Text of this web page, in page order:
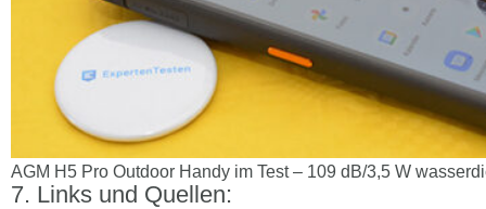
AGM H5 Pro Outdoor Handy im Test – 109 dB/3,5 W
Links und Quellen: